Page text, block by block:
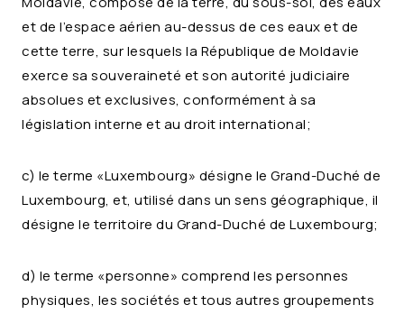
et de l’espace aérien au-dessus de ces eaux et de
cette terre, sur lesquels la République de Moldavie
exerce sa souveraineté et son autorité judiciaire
absolues et exclusives, conformément à sa
législation interne et au droit international;
c) le terme «Luxembourg» désigne le Grand-Duché de
Luxembourg, et, utilisé dans un sens géographique, il
désigne le territoire du Grand-Duché de Luxembourg;
d) le terme «personne» comprend les personnes
physiques, les sociétés et tous autres groupements